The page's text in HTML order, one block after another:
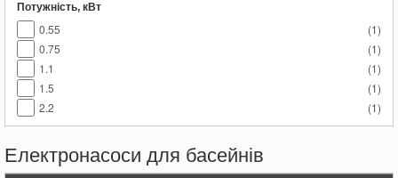
Потужність, кВт
(1)
0.55
(1)
0.75
(1)
1.1
(1)
1.5
(1)
2.2
Електронасоси для басейнів